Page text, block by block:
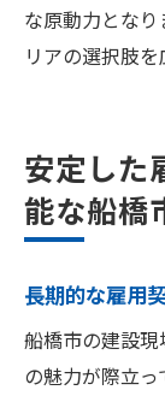
な原動力とな
リアの選択肢
安定した
能な船橋
長期的な雇用
船橋市の建設
の魅力が際立